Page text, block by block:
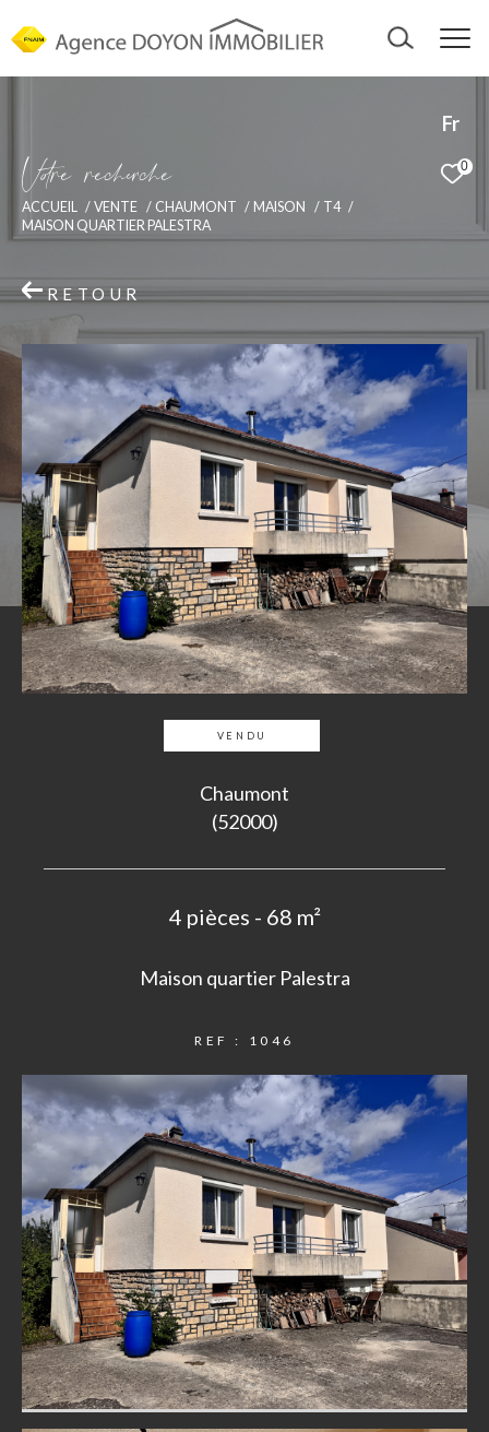
Fr
0
Vore recece
ACCUEIL VENTE CHAUMONT MAISON
T4
MAISON QUARTIER PALESTRA
RETOUR
VENDU
Chaumont
(52000)
4 pièces - 68 m²
Maison quartier Palestra
REF : 1046